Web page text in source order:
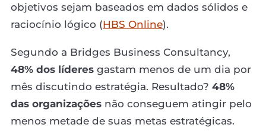
objetivos sejam baseados em dados sólidos e
raciocínio lógico (HBS Online).
Segundo a Bridges Business Consultancy,
48% dos líderes gastam menos de um dia por
mês discutindo estratégia. Resultado? 48%
das organizações não conseguem atingir pelo
menos metade de suas metas estratégicas.